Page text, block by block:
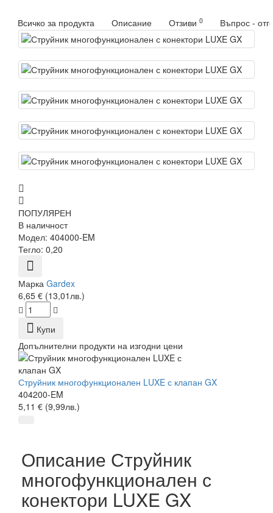
Всичко за продукта Описание Отзиви 0 Въпрос -
ПОПУЛЯРЕН
В наличност
Модел: 404000-EM
Тегло: 0,20
Марка Gardex
6,65 € (13,01лв.)
Купи
Допълнителни продукти на изгодни цени
Струйник многофункционален LUXE с клапан GX
404200-EM
5,11 € (9,99лв.)
Описание Струйник
многофункционален с
конектори LUXE GX